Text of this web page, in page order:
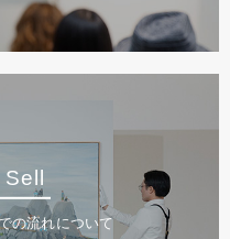
Sell
の流れについて